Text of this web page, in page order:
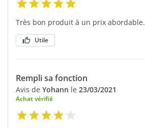
Très bon produit à un prix abordable.
Utile
Rempli sa fonction
Avis de Yohann le 23/03/2021
Achat vérifié